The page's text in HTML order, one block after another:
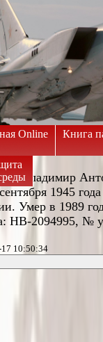
Online Книга
Владимир
1945
Умер в 1989
НВ-2094995, №
10:50:34